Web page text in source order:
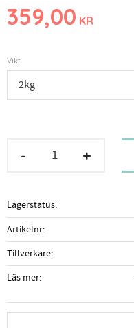
359,00 KR
Vikt
+
-
Lagerstatus
Artikelnr
Tillverkare
Läs mer